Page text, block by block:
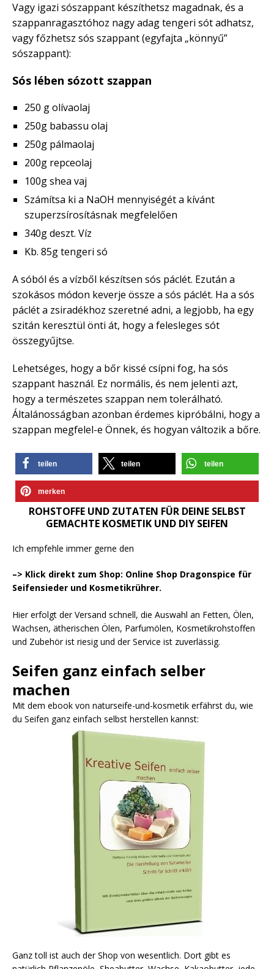
Vagy igazi sószappant készíthetsz magadnak, és a
szappanragasztóhoz nagy adag tengeri sót adhatsz,
vagy főzhetsz sós szappant (egyfajta „könnyű”
sószappant):
Sós lében sózott szappan
250 g olívaolaj
250g babassu olaj
250g pálmaolaj
200g repceolaj
100g shea vaj
Számítsa ki a NaOH mennyiségét a kívánt
szuperzsírosításnak megfelelően
340g deszt. Víz
Kb. 85g tengeri só
A sóból és a vízből készítsen sós páclét. Ezután a
szokásos módon keverje össze a sós páclét. Ha a sós
páclét a zsiradékhoz szeretné adni, a legjobb, ha egy
szitán keresztül önti át, hogy a felesleges sót
összegyűjtse.
Lehetséges, hogy a bőr kissé csípni fog, ha sós
szappant használ. Ez normális, és nem jelenti azt,
hogy a természetes szappan nem tolerálható.
Általánosságban azonban érdemes kipróbálni, hogy a
szappan megfelel-e Önnek, és hogyan változik a bőre.
teilen teilen teilen
merken
ROHSTOFFE UND ZUTATEN FÜR DEINE SELBST
GEMACHTE KOSMETIK UND DIY SEIFEN
Ich empfehle immer gerne den
–> Klick direkt zum Shop: Online Shop Dragonspice für
Seifensieder und Kosmetikrührer.
Hier erfolgt der Versand schnell, die Auswahl an Fetten, Ölen,
Wachsen, ätherischen Ölen, Parfumölen, Kosmetikrohstoffen
und Zubehör ist riesig und der Service ist zuverlässig.
Seifen ganz einfach selber
machen
Mit dem ebook von naturseife-und-kosmetik erfährst du, wie
du Seifen ganz einfach selbst herstellen kannst:
Ganz toll ist auch der Shop von wesentlich. Dort gibt es